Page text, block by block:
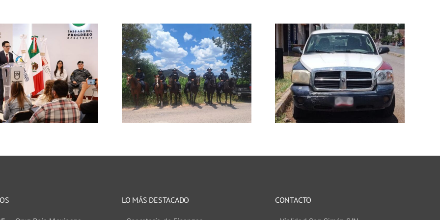
Fortalecen
seguridad durante
actividades
religiosas,
tradicionales y de
convivencia en
Zacatecas
Asegura FRIZ una
camioneta con
reporte de robo en
Villanueva
LO MÁS DESTACADO CONTACTO